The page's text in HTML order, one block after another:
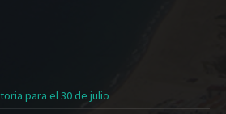
para el 30 de julio